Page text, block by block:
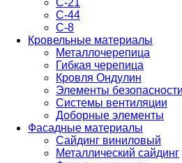
С-21
С-44
С-8
Кровельные материалы
Металлочерепица
Гибкая черепица
Кровля Ондулин
Элементы
Системы вентиляции
Доборные элементы
Фасадные материалы
Сайдинг виниловый
Металлический сайдинг